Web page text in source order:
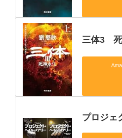
三体3
プロジェ